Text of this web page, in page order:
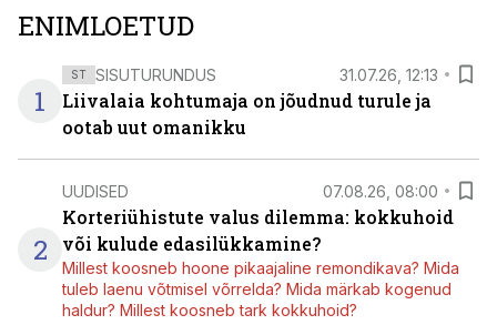
ENIMLOETUD
1
ST SISUTURUNDUS 31.07.26, 12:13
Liivalaia kohtumaja on jõudnud turule ja
ootab uut omanikku
2
UUDISED 07.08.26, 08:00
Korteriühistute valus dilemma: kokkuhoid
või kulude edasilükkamine?
Millest koosneb hoone pikaajaline remondikava? Mida
tuleb laenu võtmisel võrrelda? Mida märkab kogenud
haldur? Millest koosneb tark kokkuhoid?